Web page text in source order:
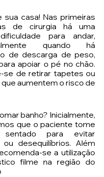
sua casa! Nas primeiras
de cirurgia há uma
para andar,
quando há
de descarga de peso,
apoiar o pé no chão.
se de retirar tapetes ou
aumentem o risco de
banho? Inicialmente,
que o paciente tome
sentado para evitar
ou desequilíbrios. Além
se a utilização
filme na região do